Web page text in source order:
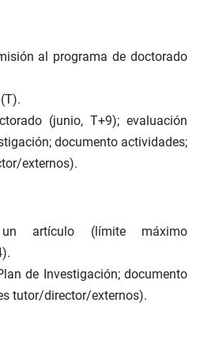
al programa de doctorado
(junio, T+9); evaluación
documento actividades;
externos).
artículo (límite máximo
de Investigación; documento
tutor/director/externos).